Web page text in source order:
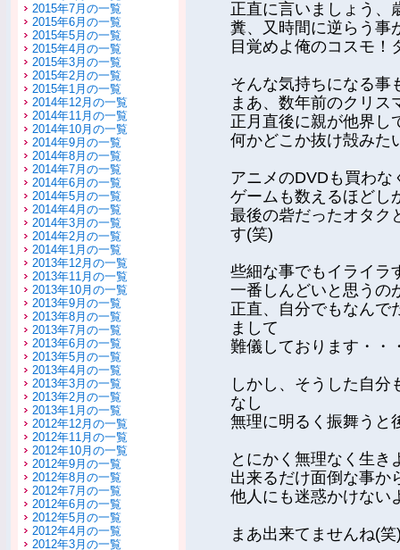
2015年7月の一覧
2015年6月の一覧
2015年5月の一覧
2015年4月の一覧
2015年3月の一覧
2015年2月の一覧
2015年1月の一覧
2014年12月の一覧
2014年11月の一覧
2014年10月の一覧
2014年9月の一覧
2014年8月の一覧
2014年7月の一覧
2014年6月の一覧
2014年5月の一覧
2014年4月の一覧
2014年3月の一覧
2014年2月の一覧
2014年1月の一覧
2013年12月の一覧
2013年11月の一覧
2013年10月の一覧
2013年9月の一覧
2013年8月の一覧
2013年7月の一覧
2013年6月の一覧
2013年5月の一覧
2013年4月の一覧
2013年3月の一覧
2013年2月の一覧
2013年1月の一覧
2012年12月の一覧
2012年11月の一覧
2012年10月の一覧
2012年9月の一覧
2012年8月の一覧
2012年7月の一覧
2012年6月の一覧
2012年5月の一覧
2012年4月の一覧
2012年3月の一覧
正直に言いましょう、
糞、又時間に逆らう事
目覚めよ俺のコスモ！
そんな気持ちになる事
まあ、数年前のクリス
正月直後に親が他界し
何かどこか抜け殻みた
アニメのDVDも買わな
ゲームも数えるほどし
最後の砦だったオタク
す(笑)
些細な事でもイライラ
一番しんどいと思うの
正直、自分でもなんで
まして
難儀しております・・
しかし、そうした自分
なし
無理に明るく振舞うと
とにかく無理なく生き
出来るだけ面倒な事か
他人にも迷惑かけない
まあ出来てませんね(笑